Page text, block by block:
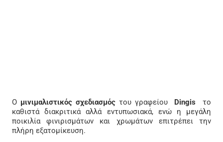
Ο μινιμαλιστικός σχεδιασμόςτου γραφείου Dingis
το
καθιστά διακριτικά αλλά εντυπωσιακά, ενώ η μεγάλη
ποικιλία φινιρισμάτων και χρωμάτων επιτρέπει την
πλήρη εξατομίκευση.